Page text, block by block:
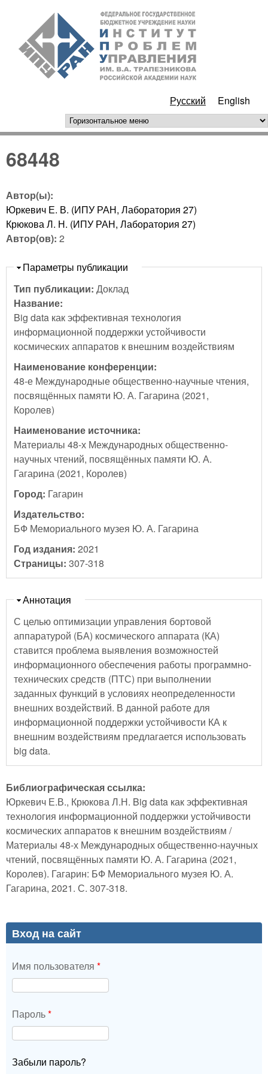
Перейти к основному
содержанию
РАН
Русский English
горизонтальное меню
68448
Автор(ы):
Юркевич Е. В. (ИПУ РАН, Лаборатория 27)
Крюкова Л. Н. (ИПУ РАН, Лаборатория 27)
Автор(ов): 2
Скрыть
Параметры публикации
Тип публикации: Доклад
Название:
Big data как эффективная технология
информационной поддержки устойчивости
космических аппаратов к внешним воздействиям
Наименование конференции:
48-е Международные общественно-научные чтения,
посвящённых памяти Ю. А. Гагарина (2021,
Королев)
Наименование источника:
Материалы 48-х Международных общественно-
научных чтений, посвящённых памяти Ю. А.
Гагарина (2021, Королев)
Город: Гагарин
Издательство:
БФ Мемориального музея Ю. А. Гагарина
Год издания: 2021
Страницы: 307-318
Скрыть
Аннотация
С целью оптимизации управления бортовой
аппаратурой (БА) космического аппарата (КА)
ставится проблема выявления возможностей
информационного обеспечения работы программно-
технических средств (ПТС) при выполнении
заданных функций в условиях неопределенности
внешних воздействий. В данной работе для
информационной поддержки устойчивости КА к
внешним воздействиям предлагается использовать
big data.
Библиографическая ссылка:
Юркевич Е.В., Крюкова Л.Н. Big data как эффективная
технология информационной поддержки устойчивости
космических аппаратов к внешним воздействиям /
Материалы 48-х Международных общественно-научных
чтений, посвящённых памяти Ю. А. Гагарина (2021,
Королев). Гагарин: БФ Мемориального музея Ю. А.
Гагарина, 2021. С. 307-318.
Вход на сайт
Имя пользователя *
Пароль*
Забыли пароль?